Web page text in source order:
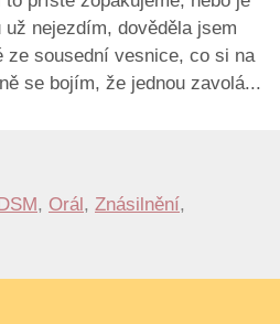
nejezdím, dověděla jsem
ze sousední vesnice, co si na
se bojím, že jednou zavolá...
, Orál , Znásilnění,